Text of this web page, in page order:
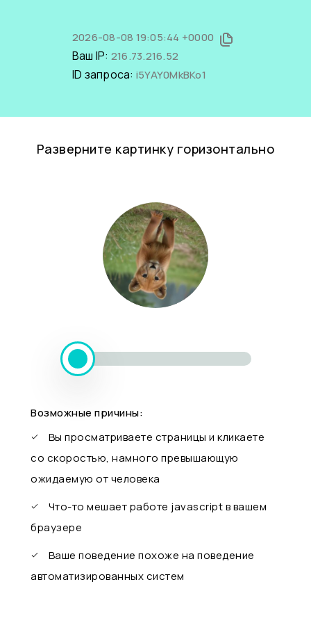
2026-08-08 19:05:44 +0000
Ваш IP: 216.73.216.52
ID запроса: i5YAY0MkBKo1
Разверните картинку горизонтально
Возможные причины:
Вы просматриваете страницы и кликаете
со скоростью, намного превышающую
ожидаемую от человека
Что-то мешает работе javascript в вашем
браузере
Ваше поведение похоже на поведение
автоматизированных систем